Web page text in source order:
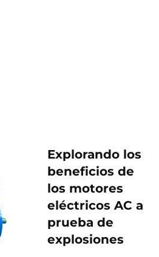
Explorando los
beneficios de
los motores
eléctricos AC a
prueba de
explosiones